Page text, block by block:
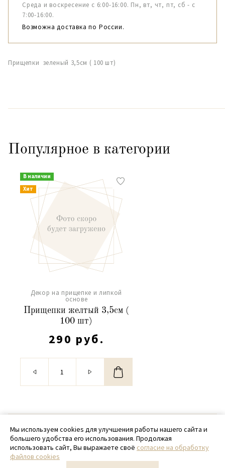
Среда и воскресение с 6:00-16:00. Пн, вт, чт, пт, сб - с
7:00-16:00.
Возможна доставка по России.
Прищепки зеленый 3,5см ( 100 шт)
Популярное в категории
В наличии
Хит
Декор на прищепке и липкой
основе
Прищепки желтый 3,5см (
100 шт)
290 руб.
© 2020 - 2026 SamPack
+ 7 (918) 699-97-87
zakaz@sampack.store
Мы используем cookies для улучшения работы нашего сайта и
большего удобства его использования. Продолжая
использовать сайт, Вы выражаете своё согласие на обработку
файлов cookies